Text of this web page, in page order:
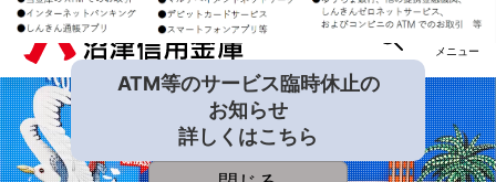
ATM等のサービス臨時休止の
お知らせ
詳しくはこちら